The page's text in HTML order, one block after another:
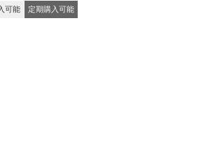
可能 定期購入可能